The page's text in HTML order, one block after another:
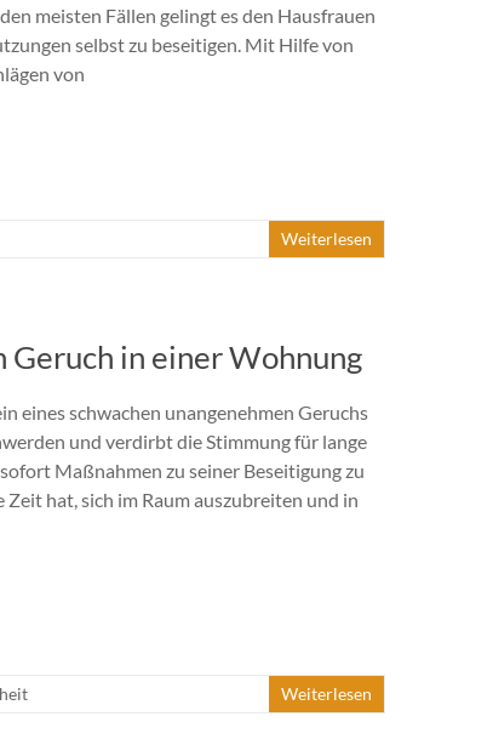
meisten Fällen gelingt es den Hausfrauen
selbst zu beseitigen. Mit Hilfe von
von
Weiterlesen
Geruch in einer Wohnung
eines schwachen unangenehmen Geruchs
und verdirbt die Stimmung für lange
Maßnahmen zu seiner Beseitigung zu
Zeit hat, sich im Raum auszubreiten und in
Weiterlesen